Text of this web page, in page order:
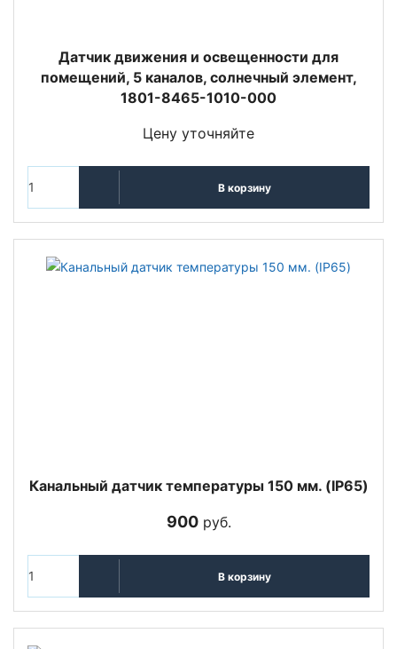
Датчик движения и освещенности для
помещений, 5 каналов, солнечный элемент,
1801-8465-1010-000
Цену уточняйте
В корзину
Канальный датчик температуры 150 мм. (IP65)
900руб.
В корзину